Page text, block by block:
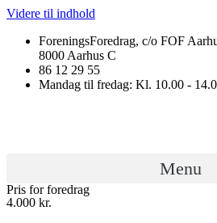
Videre til indhold
ForeningsForedrag, c/o FOF
8000 Aarhus C
86 12 29 55
Mandag til fredag: Kl. 10.00 -
Menu
Pris for foredrag
4.000 kr.